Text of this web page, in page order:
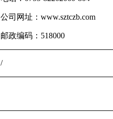
公司网址：www.sztczb.com
邮政编码：518000
/